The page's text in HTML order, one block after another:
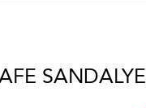
SANDALYE